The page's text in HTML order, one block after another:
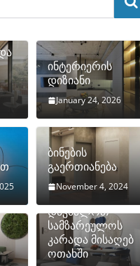
ინტერიერის
დიზიანი
January 24, 2026
ბინების
გაერთიანება
November 4, 2024
როგორ
დავმალოთ
სამზარეულოს
კარადა მისაღებ
ოთახში